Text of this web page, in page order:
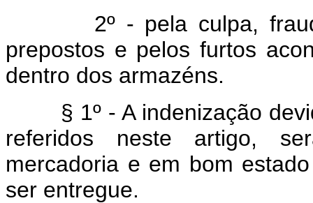
2º - pela culpa, fraude
prepostos e pelos furtos
dentro dos armazéns.
§ 1º - A indenização
referidos neste artigo,
mercadoria e em bom
ser entregue.